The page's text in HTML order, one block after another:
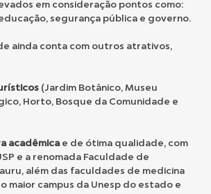
em consideração pontos como:
segurança pública e governo.
ainda conta com outros atrativos,
(Jardim Botânico, Museu
Horto, Bosque da Comunidade e
acadêmicae de ótima qualidade, com
e a renomada Faculdade de
além das faculdades de medicina
o maior campus da Unesp do estado e